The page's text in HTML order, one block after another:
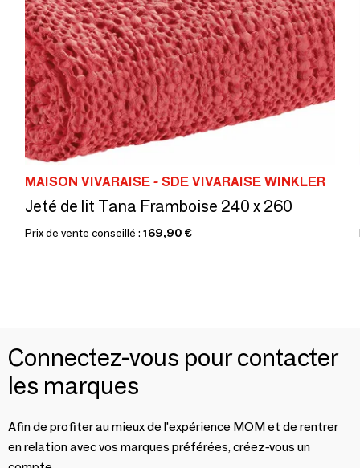
MAISON VIVARAISE - SDE VIVARAISE WINKLER
Jeté de lit Tana Framboise 240 x 260
Prix de vente conseillé : 169,90 €
Connectez-vous pour contacter
les marques
Afin de profiter au mieux de l'expérience MOM et de rentrer
en relation avec vos marques préférées, créez-vous un